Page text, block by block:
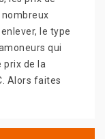
nombreux
le type
qui
prix de la
Alors faites